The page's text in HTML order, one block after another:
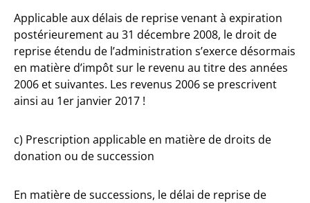
Applicable aux délais de reprise venant à expiration
postérieurement au 31 décembre 2008, le droit de
reprise étendu de l’administration s’exerce désormais
en matière d’impôt sur le revenu au titre des années
2006 et suivantes. Les revenus 2006 se prescrivent
ainsi au 1er janvier 2017 !
c) Prescription applicable en matière de droits de
donation ou de succession
En matière de successions, le délai de reprise de